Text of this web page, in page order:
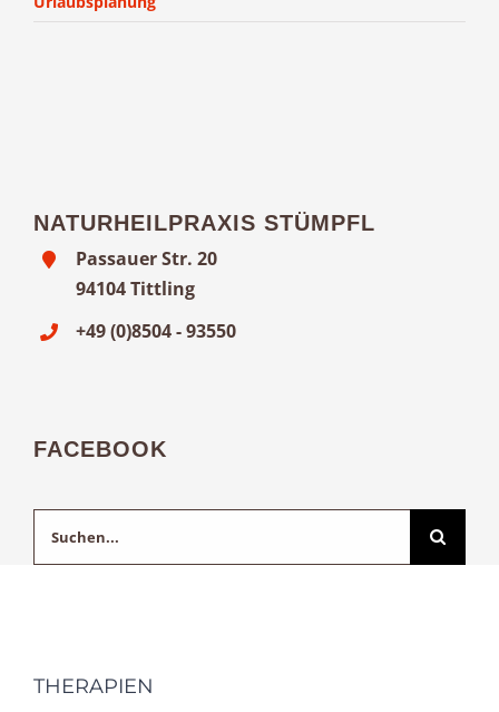
NATURHEILPRAXIS STÜMPFL
Passauer Str. 20
94104 Tittling
+49 (0)8504 - 93550
FACEBOOK
THERAPIEN